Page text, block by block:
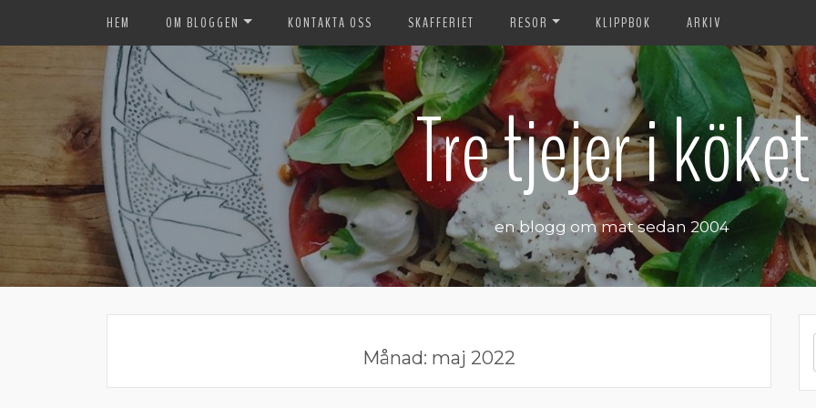
HEM OM BLOGGEN KONTAKTA OSS SKAFFERIET RESOR KLIPPBOK ARKIV
Tre tjejer i köket
en blogg om mat sedan 2004
Månad: maj 2022